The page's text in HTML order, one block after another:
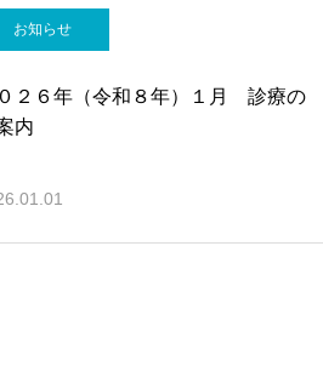
お知らせ
２６年（令和８年）１月 診療の
内